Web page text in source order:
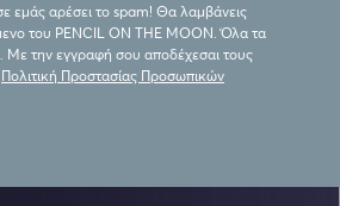
εμάς αρέσει το spam! Θα λαμβάνεις
του PENCIL ON THE MOON. Όλα τα
Με την εγγραφή σου αποδέχεσαι τους
Πολιτική Προστασίας Προσωπικών